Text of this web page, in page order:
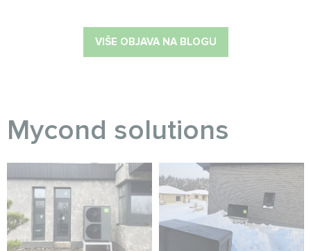
VIŠE OBJAVA NA BLOGU
Myсond solutions